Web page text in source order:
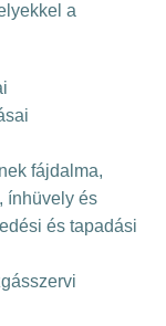
a
fájdalma,
ínhüvely és
és tapadási